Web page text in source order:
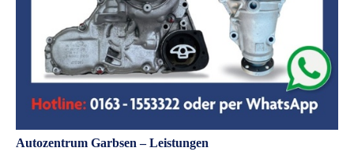
Autozentrum Garbsen – Leistungen